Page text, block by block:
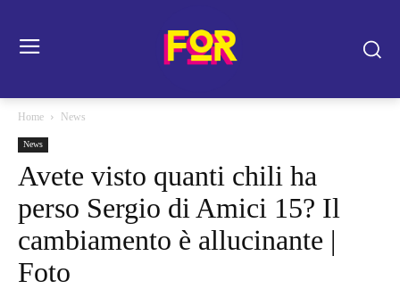
Home News
News
Avete visto quanti chili ha
perso Sergio di Amici 15? Il
cambiamento è allucinante |
Foto